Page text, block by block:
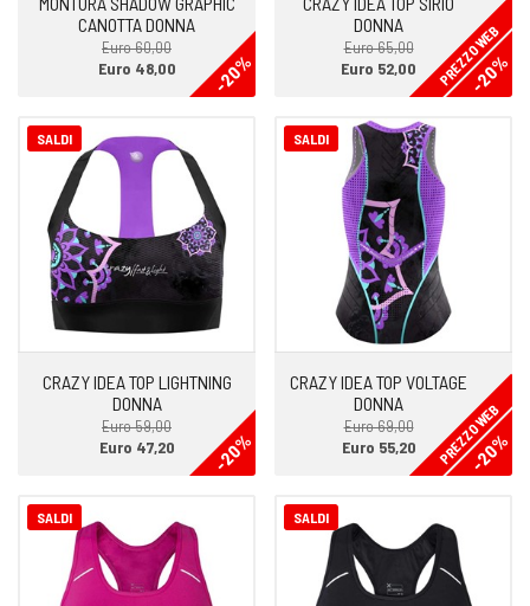
CANOTTA DONNA
Euro 60,00
-20%
Euro 48,00
DONNA
Euro 65,00
-20%
PREZZO WEB
Euro 52,00
SALDI
CRAZY IDEA TOP LIGHTNING
DONNA
Euro 59,00
-20%
Euro 47,20
SALDI
CRAZY IDEA TOP VOLTAGE
DONNA
Euro 69,00
-20%
PREZZO WEB
Euro 55,20
SALDI SALDI